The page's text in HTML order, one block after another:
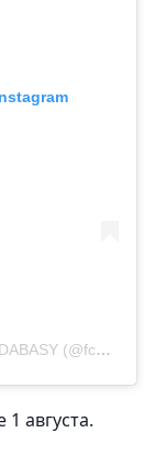
Публикация от «ОРДАБАСЫ» ФК | FC ORDABASY (@fc__ordabasy)
августа.